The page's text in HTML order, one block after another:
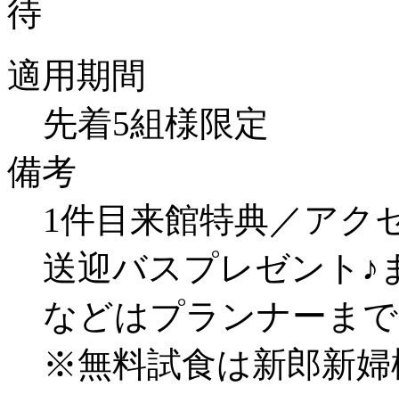
待
適用期間
先着5組様限定
備考
1件目来館特典／アク
送迎バスプレゼント♪
などはプランナーま
※無料試食は新郎新婦